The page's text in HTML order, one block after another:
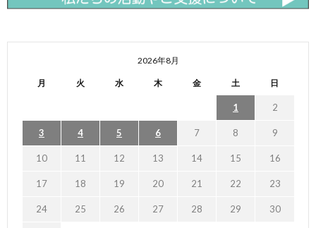
2026年8月
月 火 水 木 金 土 日
1 2
3 4 5 6 7 8 9
10 11 12 13 14 15 16
17 18 19 20 21 22 23
24 25 26 27 28 29 30